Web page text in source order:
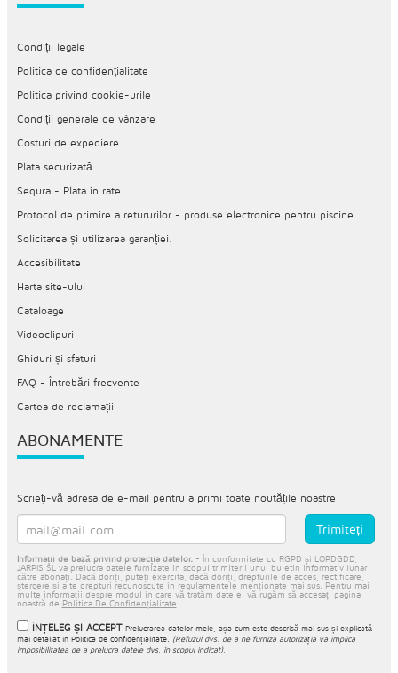
Condiții legale
Politica de confidențialitate
Politica privind cookie-urile
Condiții generale de vânzare
Costuri de expediere
Plata securizată
Sequra - Plata în rate
Protocol de primire a retururilor - produse electronice pentru piscine
Solicitarea și utilizarea garanției.
Accesibilitate
Harta site-ului
Cataloage
Videoclipuri
Ghiduri și sfaturi
FAQ - Întrebări frecvente
Cartea de reclamații
ABONAMENTE
Scrieți-vă adresa de e-mail pentru a primi toate noutățile noastre
Informații de bază privind protecția datelor. - În conformitate cu RGPD și LOPDGDD,
JARPIS SL va prelucra datele furnizate în scopul trimiterii unui buletin informativ lunar
către abonați. Dacă doriți, puteți exercita, dacă doriți, drepturile de acces, rectificare,
ștergere și alte drepturi recunoscute în regulamentele menționate mai sus. Pentru mai
multe informații despre modul în care vă tratăm datele, vă rugăm să accesați pagina
noastră de Politica De Confidențialitate
ÎNȚELEG ȘI ACCEPT Prelucrarea datelor mele, așa cum este descrisă mai sus și explicată
mai detaliat în Politica de confidențialitate.
(Refuzul dvs. de a ne furniza autorizația va implica
imposibilitatea de a prelucra datele dvs. în scopul indicat).